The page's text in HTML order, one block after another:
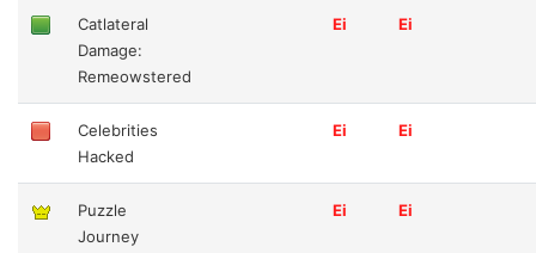
Catlateral
Damage:
Remeowstered
Ei Ei
Celebrities
Hacked
Ei Ei
Puzzle
Journey
Ei Ei